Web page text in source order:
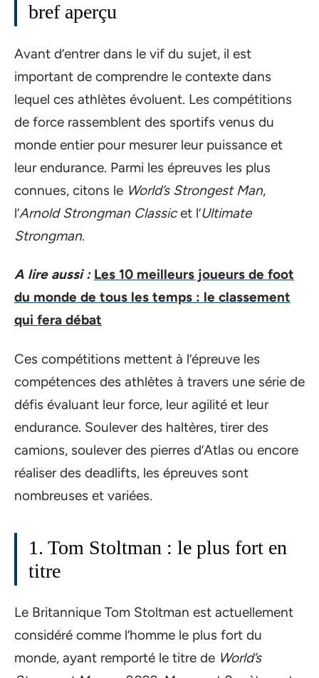
bref aperçu
Avant d’entrer dans le vif du sujet, il est
important de comprendre le contexte dans
lequel ces athlètes évoluent. Les compétitions
de force rassemblent des sportifs venus du
monde entier pour mesurer leur puissance et
leur endurance. Parmi les épreuves les plus
connues, citons le World’s Strongest Man,
l’Arnold Strongman Classicet l’Ultimate
Strongman.
A lire aussi : Les 10 meilleurs joueurs de foot
du monde de tous les temps : le classement
qui fera débat
Ces compétitions mettent à l’épreuve les
compétences des athlètes à travers une série de
défis évaluant leur force, leur agilité et leur
endurance. Soulever des haltères, tirer des
camions, soulever des pierres d’Atlas ou encore
réaliser des deadlifts, les épreuves sont
nombreuses et variées.
1. Tom Stoltman : le plus fort en
titre
Le Britannique Tom Stoltman est actuellement
considéré comme l’homme le plus fort du
monde, ayant remporté le titre de World’s